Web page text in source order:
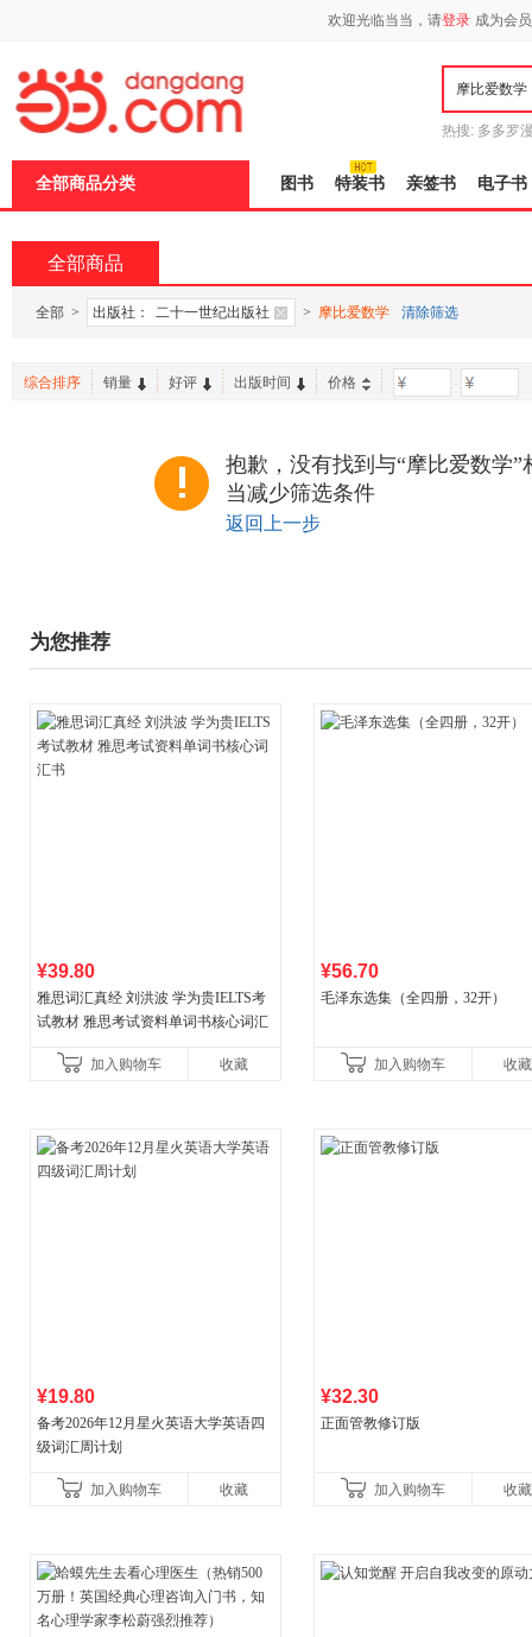
欢迎光临当当，请登录 成为会员
热搜: 多多罗
全部商品分类 图书 特装书 亲签书 电子书
全部商品
全部 > 出版社： 二十一世纪出版社 > 摩比爱数学 清除筛选
综合排序 销量 好评 出版时间 价格 -
抱歉，没有找到与“摩比爱数学
当减少筛选条件
返回上一步
为您推荐
¥39.80
雅思词汇真经 刘洪波 学为贵IELTS考
试教材 雅思考试资料单词书核心词汇
加入购物车
收藏
¥56.70
毛泽东选集（全四册，32开）
加入购物车 收藏
¥19.80
备考2026年12月星火英语大学英语四
级词汇周计划
加入购物车 收藏
¥32.30
正面管教修订版
加入购物车 收藏